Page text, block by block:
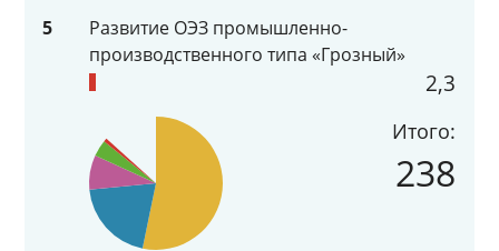
5
Развитие ОЭЗ промышленно-
производственного типа «Грозный»
2,3
Итого:
238